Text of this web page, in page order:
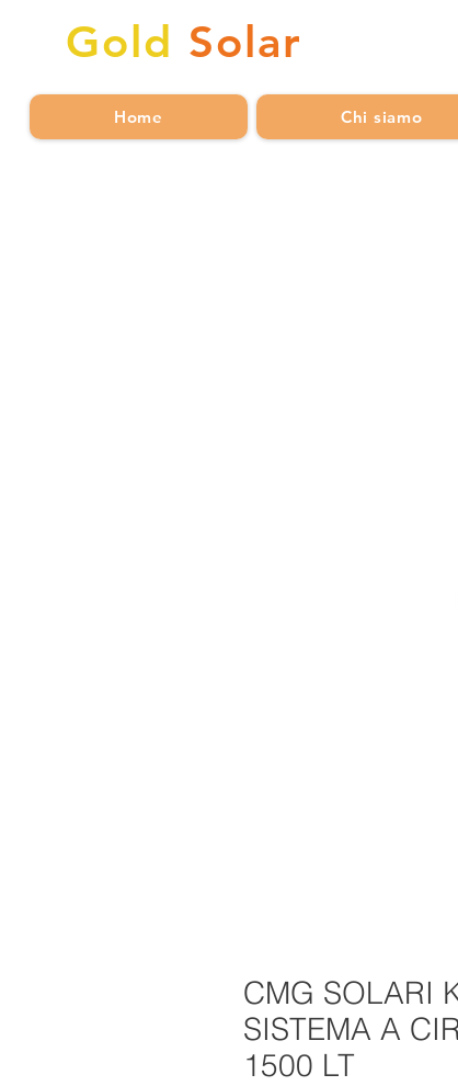
Gold Solar
Home Chi siamo
CMG SOLARI
SISTEMA A
1500 LT